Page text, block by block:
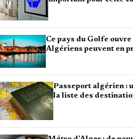
Ce pays du Golfe
Algériens peuvent en
Passeport algérien :
la liste des